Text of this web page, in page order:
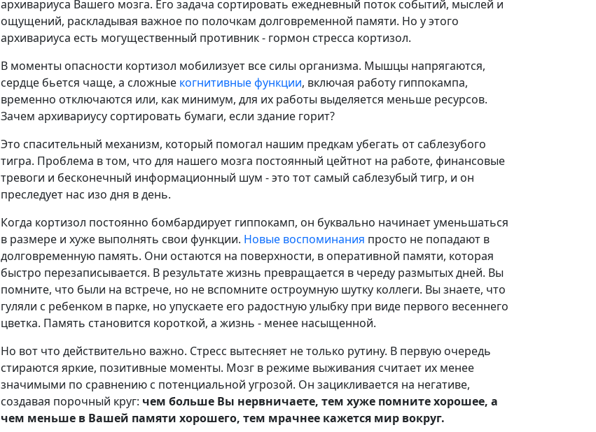
архивариуса Вашего мозга. Его задача сортировать ежедневный поток событий, мыслей и
ощущений, раскладывая важное по полочкам долговременной памяти. Но у этого
архивариуса есть могущественный противник - гормон стресса кортизол.
В моменты опасности кортизол мобилизует все силы организма. Мышцы напрягаются,
сердце бьется чаще, а сложные когнитивные функции, включая работу гиппокампа,
временно отключаются или, как минимум, для их работы выделяется меньше ресурсов.
Зачем архивариусу сортировать бумаги, если здание горит?
Это спасительный механизм, который помогал нашим предкам убегать от саблезубого
тигра. Проблема в том, что для нашего мозга постоянный цейтнот на работе, финансовые
тревоги и бесконечный информационный шум - это тот самый саблезубый тигр, и он
преследует нас изо дня в день.
Когда кортизол постоянно бомбардирует гиппокамп, он буквально начинает уменьшаться
в размере и хуже выполнять свои функции. Новые воспоминания просто не попадают в
долговременную память. Они остаются на поверхности, в оперативной памяти, которая
быстро перезаписывается. В результате жизнь превращается в череду размытых дней. Вы
помните, что были на встрече, но не вспомните остроумную шутку коллеги. Вы знаете, что
гуляли с ребенком в парке, но упускаете его радостную улыбку при виде первого весеннего
цветка. Память становится короткой, а жизнь - менее насыщенной.
Но вот что действительно важно. Стресс вытесняет не только рутину. В первую очередь
стираются яркие, позитивные моменты. Мозг в режиме выживания считает их менее
значимыми по сравнению с потенциальной угрозой. Он зацикливается на негативе,
создавая порочный круг: чем больше Вы нервничаете, тем хуже помните хорошее, а
чем меньше в Вашей памяти хорошего, тем мрачнее кажется мир вокруг.